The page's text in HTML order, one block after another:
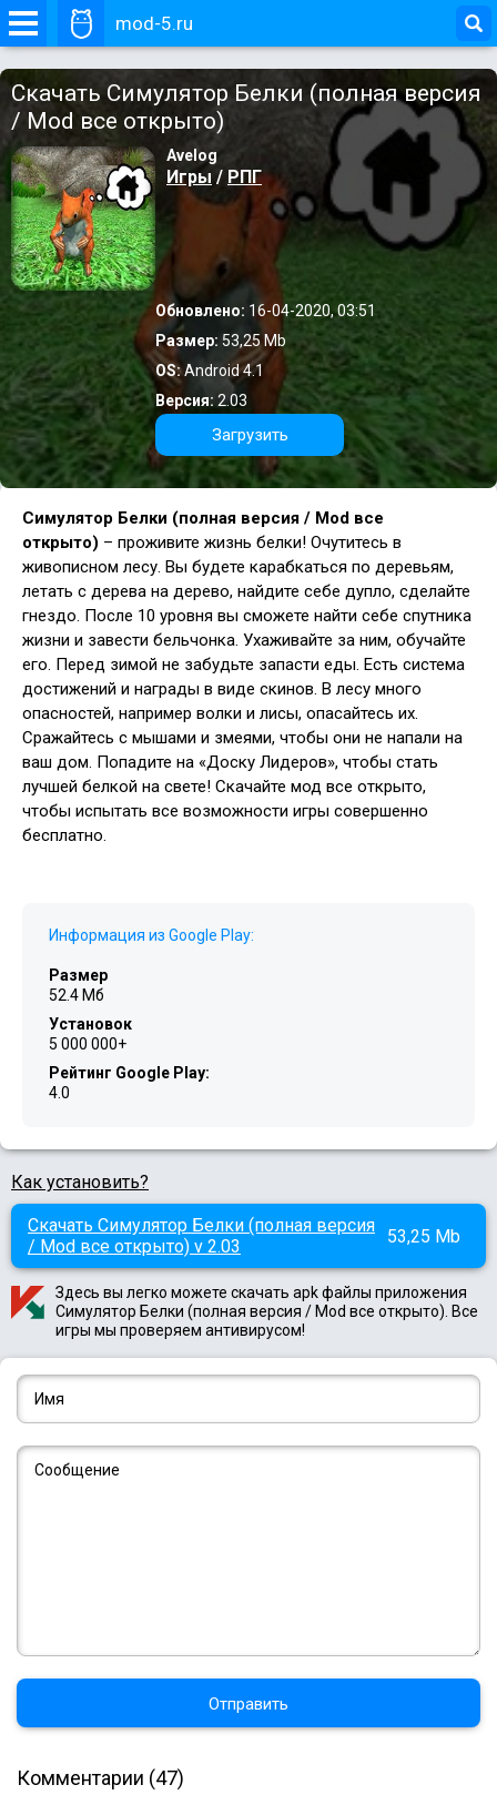
mod-5.ru
Скачать Симулятор Белки (полная версия
/ Mod все открыто)
Avelog
Игры / РПГ
Обновлено: 16-04-2020, 03:51
Размер: 53,25 Mb
OS:Android 4.1
Версия: 2.03
Загрузить
Симулятор Белки (полная версия / Mod все
открыто) – проживите жизнь белки! Очутитесь в
живописном лесу. Вы будете карабкаться по деревьям,
летать с дерева на дерево, найдите себе дупло, сделайте
гнездо. После 10 уровня вы сможете найти себе спутника
жизни и завести бельчонка. Ухаживайте за ним, обучайте
его. Перед зимой не забудьте запасти еды. Есть система
достижений и награды в виде скинов. В лесу много
опасностей, например волки и лисы, опасайтесь их.
Сражайтесь с мышами и змеями, чтобы они не напали на
ваш дом. Попадите на «Доску Лидеров», чтобы стать
лучшей белкой на свете! Скачайте мод все открыто,
чтобы испытать все возможности игры совершенно
бесплатно.
Информация из Google Play:
Размер
52.4 Мб
Установок
5 000 000+
Рейтинг Google Play:
4.0
Как установить?
Скачать Симулятор Белки (полная версия
/ Mod все открыто) v 2.03
53,25 Mb
Здесь вы легко можете скачать apk файлы приложения
Симулятор Белки (полная версия / Mod все открыто). Все
игры мы проверяем антивирусом!
Отправить
Комментарии (47)